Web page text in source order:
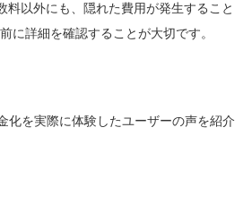
料以外にも、隠れた費用が発生すること
に詳細を確認することが大切です。
化を実際に体験したユーザーの声を紹介